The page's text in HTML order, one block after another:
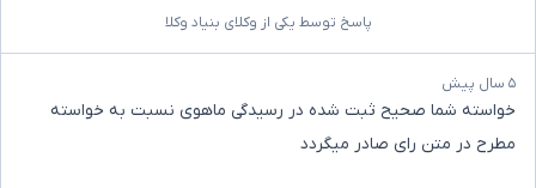
پاسخ توسط یکی از وکلای بنیاد وکلا
۵ سال پیش
خواسته شما صحیح ثبت شده در رسیدگی ماهوی نسبت به خواسته
مطرح در متن رای صادر میگردد